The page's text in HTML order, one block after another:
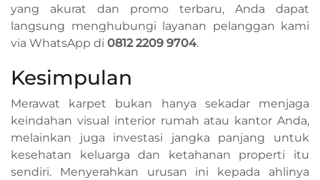
yang akurat dan promo terbaru, Anda dapat
langsung menghubungi layanan pelanggan kami
via WhatsApp di 0812 2209 9704.
Kesimpulan
Merawat karpet bukan hanya sekadar menjaga
keindahan visual interior rumah atau kantor Anda,
melainkan juga investasi jangka panjang untuk
kesehatan keluarga dan ketahanan properti itu
sendiri. Menyerahkan urusan ini kepada ahlinya